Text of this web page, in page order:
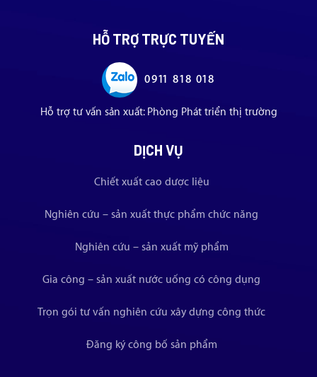
HỖ TRỢ TRỰC TUYẾN
0911 818 018
Hỗ trợ tư vấn sản xuất: Phòng Phát triển thị trường
DỊCH VỤ
Chiết xuất cao dược liệu
Nghiên cứu – sản xuất thực phẩm chức năng
Nghiên cứu – sản xuất mỹ phẩm
Gia công – sản xuất nước uống có công dụng
Trọn gói tư vấn nghiên cứu xây dựng công thức
Đăng ký công bố sản phẩm